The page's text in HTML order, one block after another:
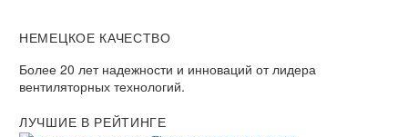
НЕМЕЦКОЕ КАЧЕСТВО
Более 20 лет надежности и инноваций от лидера
вентиляторных технологий.
ЛУЧШИЕ В РЕЙТИНГЕ